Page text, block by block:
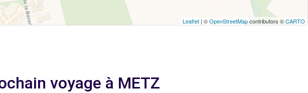
Leaflet | ©OpenStreetMapcontributors ©CARTO
voyage à METZ